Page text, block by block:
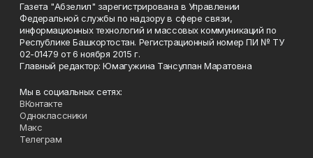
Газета "Абзелил" зарегистрирована в Управлении
Федеральной службы по надзору в сфере связи,
информационных технологий и массовых коммуникаций по
Республике Башкортостан. Регистрационный номер ПИ № ТУ
02-01479 от 6 ноября 2015 г.
Главный редактор: Юмагужина Тансулпан Маратовна
Мы в социальных сетях:
ВКонтакте
Одноклассники
Макс
Телеграм